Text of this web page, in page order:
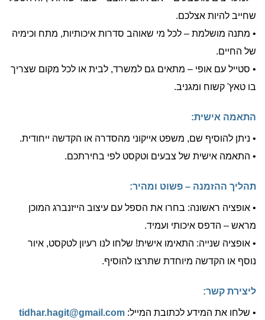
שחייב להיות אצלכם.
• מתנה מושלמת – לכל מי שאוהב סדרות איכותיות, מתח וכימיה
של החיים.
• סטייל עם אופי – מתאים גם למשרד, לבית או לכל מקום שצריך
בו טאץ' קשוח ומגניב.
התאמה אישית:
• ניתן להוסיף שם, משפט אייקוני מהסדרה או הקדשה ייחודית.
• התאמה אישית של צבעים וטקסט לפי בחירתכם.
תהליך ההזמנה – פשוט ומהיר:
• אופציה ראשונה: בחרו את הספל עם עיצוב הייזנברג המוכן
מראש – הדפס איכותי ועמיד.
• אופציה שנייה: התאימו אישית! שלחו לנו רעיון לטקסט, איור
נוסף או הקדשה מיוחדת שתרצו להוסיף.
ליצירת קשר:
• שלחו את המידע לכתובת המייל: tidhar.hagit@gmail.com